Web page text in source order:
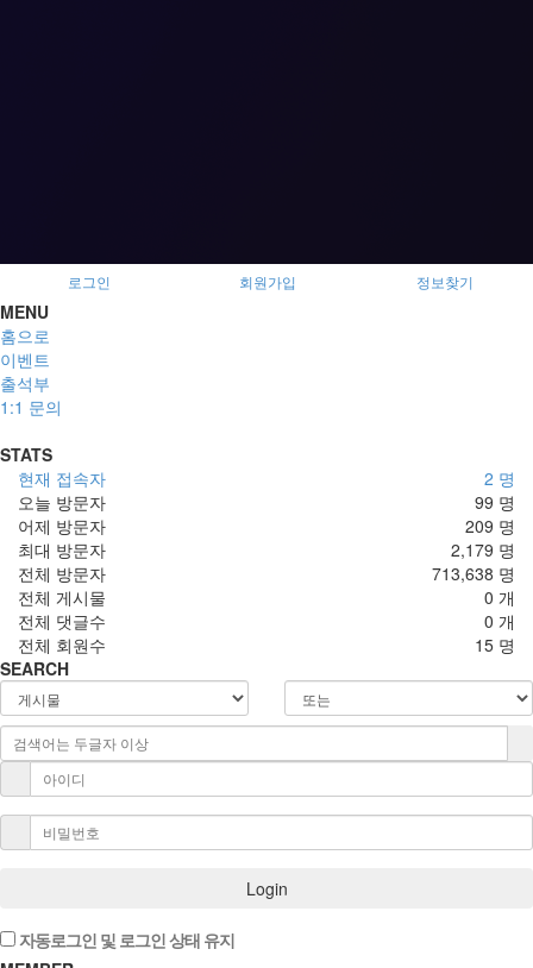
로그인 회원가입 정보찾기
MENU
홈으로
이벤트
출석부
1:1 문의
STATS
2 명
현재 접속자
99 명
오늘 방문자
209 명
어제 방문자
2,179 명
최대 방문자
713,638 명
전체 방문자
0 개
전체 게시물
0 개
전체 댓글수
15 명
전체 회원수
SEARCH
Login
자동로그인 및 로그인 상태 유지